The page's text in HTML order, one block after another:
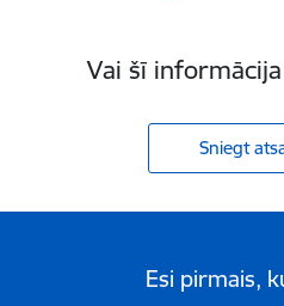
Vai šī
Sniegt
Esi pirmais,